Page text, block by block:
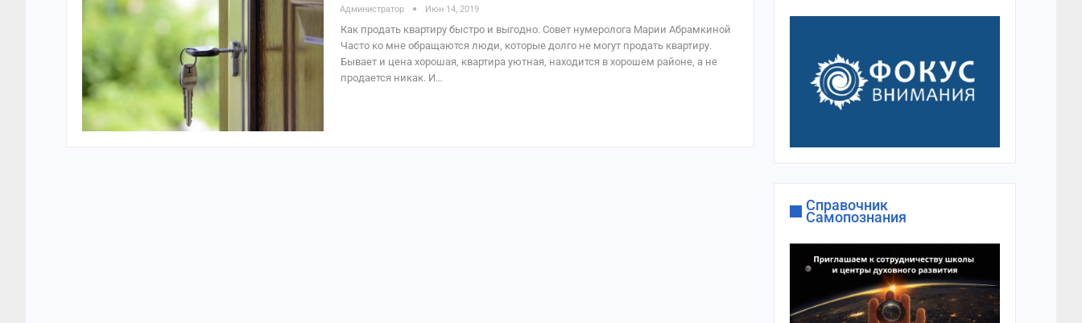
Администратор Июн 14, 2019
Как продать квартиру быстро и выгодно. Совет нумеролога Марии Абрамкиной
Часто ко мне обращаются люди, которые долго не могут продать квартиру.
Бывает и цена хорошая, квартира уютная, находится в хорошем районе, а не
продается никак. И…
Справочник
Самопознания